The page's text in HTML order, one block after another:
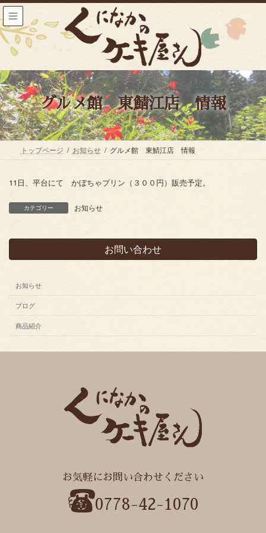
コ
ン
テ
ン
ス
キ
ッ
プ
ナ
ビ
ゲ
ー
ン
に
移
動
グルメ館 東鯖江店 情報
トップページ お知らせ グルメ館 東鯖江店 情報
11日、平台にて かぼちゃプリン（３００円）販売予定。
カテゴリー お知らせ
お問い合わせ
お知らせ
ブログ
商品紹介
お気軽にお問い合わせください
0778-42-1070